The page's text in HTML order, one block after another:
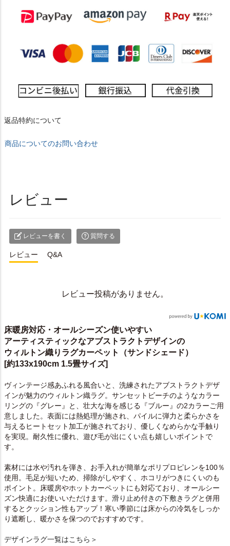
返品特約について
商品についてのお問い合わせ
レビュー
レビューを書く 質問する
レビュー Q&A
レビュー投稿がありません。
床暖房対応・オールシーズン使いやすい
アーティスティックなアブストラクトデザインの
ウィルトン織りラグカーペット（サンドシェード）
[約133x190cm 1.5畳サイズ]
ヴィンテージ感あふれる風合いと、洗練されたアブストラクトデザ
インが魅力のウィルトン織ラグ。サンセットビーチのようなカラー
リングの『グレー』と、壮大な海を感じる『ブルー』の2カラーご用
意しました。表面には熱処理が施され、パイルに弾力と柔らかさを
与えるヒートセット加工が施されており、優しくなめらかな手触り
を実現。耐久性に優れ、遊び毛が出にくい点も嬉しいポイントで
す。
素材には水や汚れを弾き、お手入れが簡単なポリプロピレンを100％
使用。毛足が短いため、掃除がしやすく、ホコリがつきにくいのも
ポイント。床暖房やホットカーペットにも対応ており、オールシー
ズン快適にお使いいただけます。 滑り止め付きの下敷きラグと併用
するとクッション性もアップ！寒い季節には床からの冷気をしっか
り遮断し、暖かさを保つのでおすすめです。
デザインラグ一覧はこちら＞